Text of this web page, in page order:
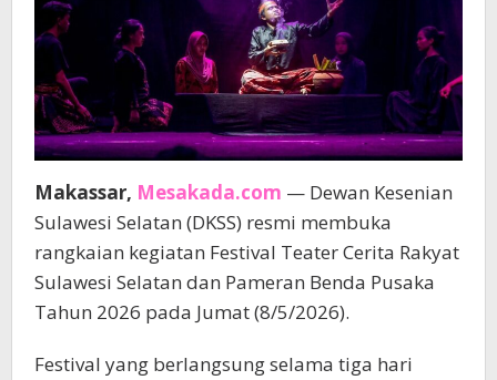
Makassar, Mesakada.com — Dewan Kesenian
Sulawesi Selatan (DKSS) resmi membuka
rangkaian kegiatan Festival Teater Cerita Rakyat
Sulawesi Selatan dan Pameran Benda Pusaka
Tahun 2026 pada Jumat (8/5/2026).
Festival yang berlangsung selama tiga hari